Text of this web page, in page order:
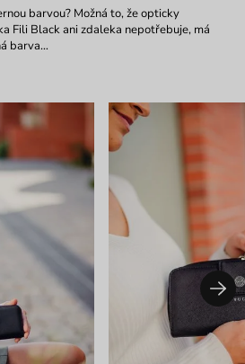
barvou? Možná to, že opticky
Fili Black ani zdaleka nepotřebuje, má
barva…